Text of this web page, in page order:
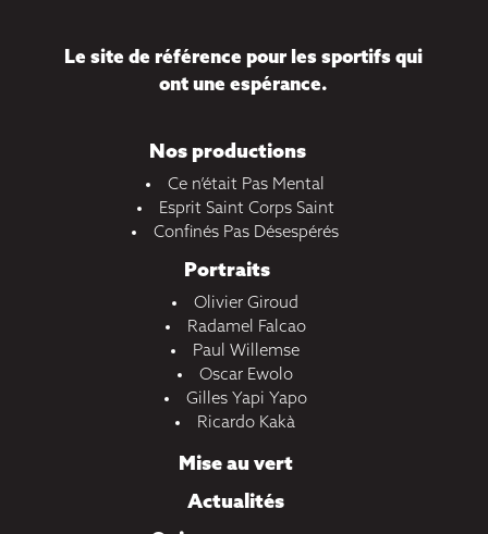
Le site de référence pour les sportifs qui
ont une espérance.
Nos productions
Ce n’était Pas Mental
Esprit Saint Corps Saint
Confinés Pas Désespérés
Portraits
Olivier Giroud
Radamel Falcao
Paul Willemse
Oscar Ewolo
Gilles Yapi Yapo
Ricardo Kakà
Mise au vert
Actualités